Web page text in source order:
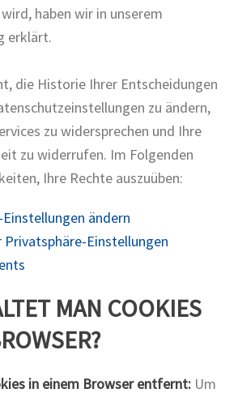
haben wir in unserem
erklärt.
die Historie Ihrer Entscheidungen
zu ändern,
zu widersprechen und Ihre
zu widerrufen. Im Folgenden
Ihre Rechte auszuüben:
ändern
Einstellungen
MAN COOKIES
in einem Browser entfernt: Um